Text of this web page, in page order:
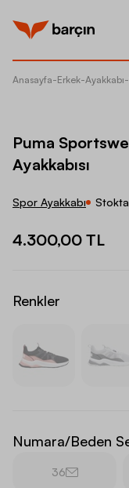
Anasayfa-Erkek-Ayakkabı-
Puma
Ayakkabısı
Spor Ayakkabı
4.300,00 TL
Renkler
Numara/Beden
36